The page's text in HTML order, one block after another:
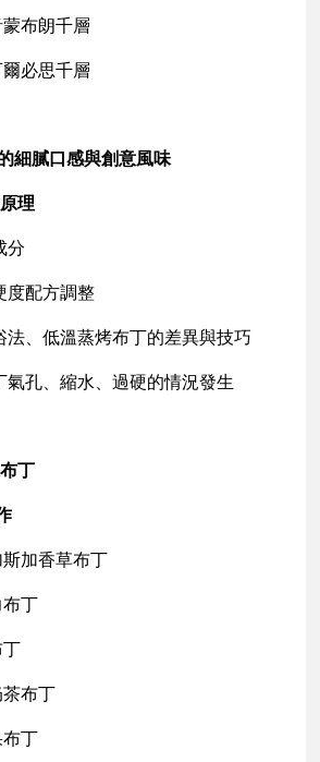
布朗千層
必思千層
細膩口感與創意風味
理
分
度配方調整
法、低溫蒸烤布丁的差異與技巧
氣孔、縮水、過硬的情況發生
丁
加香草布丁
丁
布丁
丁